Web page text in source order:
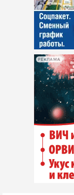
РЕКЛАМА